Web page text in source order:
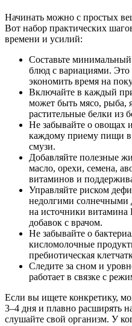
Начинать можно с простых
Вот набор практических
времени и усилий:
Составьте
блюд с вариациями. Это
экономить время на
Включайте в каждый
может быть мясо, рыба,
растительные белки из
Не забывайте о овощах
каждому приему пищи в
смузи.
Добавляйте полезные
масло, орехи, семена,
витаминов и
Управляйте риском
недолгими солнечными
на источники витамина
добавок с врачом.
Не забывайте о
кисломолочные
пребиотическая
Следите за сном и
работает в связке с
Если вы ищете конкретику,
3–4 дня и плавно расширять
слушайте свой организм. У